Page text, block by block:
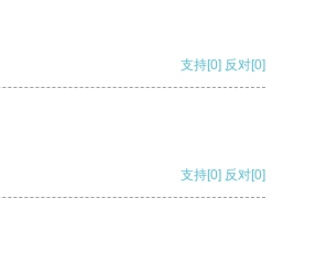
支持[0] 反对[0]
支持[0] 反对[0]